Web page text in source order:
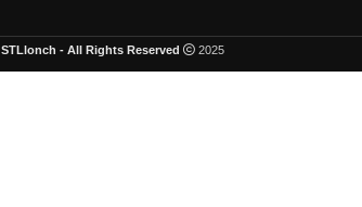
STLlonch - All Rights Reserved 2025